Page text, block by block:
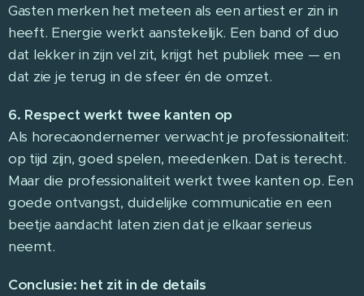
Gasten merken het meteen als een artiest er zin in
heeft. Energie werkt aanstekelijk. Een band of duo
dat lekker in zijn vel zit, krijgt het publiek mee — en
dat zie je terug in de sfeer én de omzet.
6. Respect werkt twee kanten op
Als horecaondernemer verwacht je professionaliteit:
op tijd zijn, goed spelen, meedenken. Dat is terecht.
Maar die professionaliteit werkt twee kanten op. Een
goede ontvangst, duidelijke communicatie en een
beetje aandacht laten zien dat je elkaar serieus
neemt.
Conclusie: het zit in de details